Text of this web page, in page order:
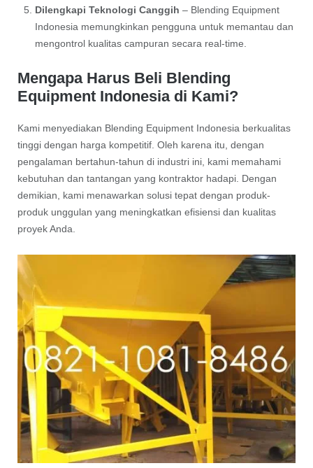
Dilengkapi Teknologi Canggih – Blending Equipment
Indonesia memungkinkan pengguna untuk memantau dan
mengontrol kualitas campuran secara real-time.
Mengapa Harus Beli Blending
Equipment Indonesia di Kami?
Kami menyediakan Blending Equipment Indonesia berkualitas
tinggi dengan harga kompetitif. Oleh karena itu, dengan
pengalaman bertahun-tahun di industri ini, kami memahami
kebutuhan dan tantangan yang kontraktor hadapi. Dengan
demikian, kami menawarkan solusi tepat dengan produk-
produk unggulan yang meningkatkan efisiensi dan kualitas
proyek Anda.